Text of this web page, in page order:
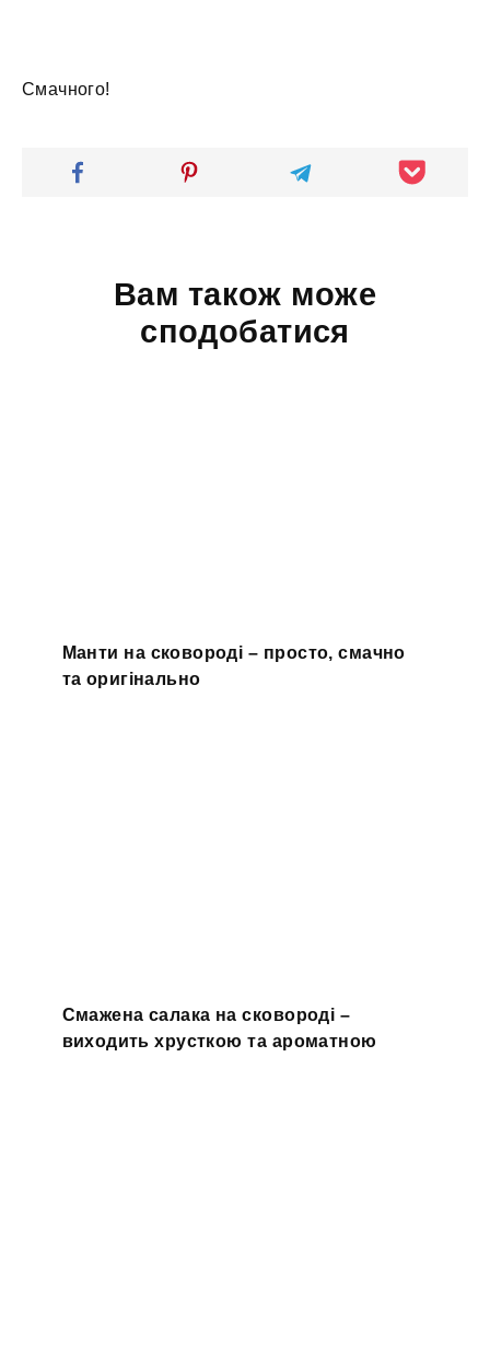
Смачного!
Вам також може
сподобатися
Манти на сковороді – просто, смачно
та оригінально
Смажена салака на сковороді –
виходить хрусткою та ароматною